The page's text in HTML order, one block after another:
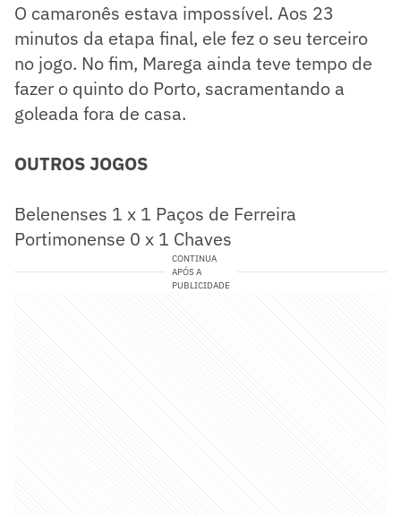
O camaronês estava impossível. Aos 23
minutos da etapa final, ele fez o seu terceiro
no jogo. No fim, Marega ainda teve tempo de
fazer o quinto do Porto, sacramentando a
goleada fora de casa.
OUTROS JOGOS
Belenenses 1 x 1 Paços de Ferreira
Portimonense 0 x 1 Chaves
CONTINUA
APÓS A
PUBLICIDADE